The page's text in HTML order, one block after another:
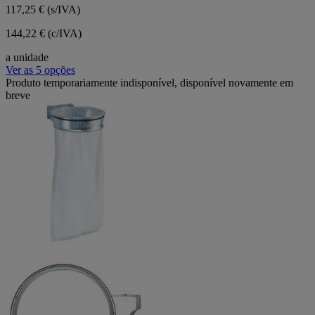
117,25 € (s/IVA)
144,22 € (c/IVA)
a unidade
Ver as 5 opções
Produto temporariamente indisponível, disponível novamente em
breve